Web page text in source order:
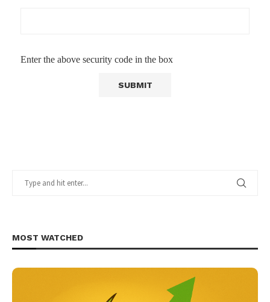
Enter the above security code in the box
MOST WATCHED